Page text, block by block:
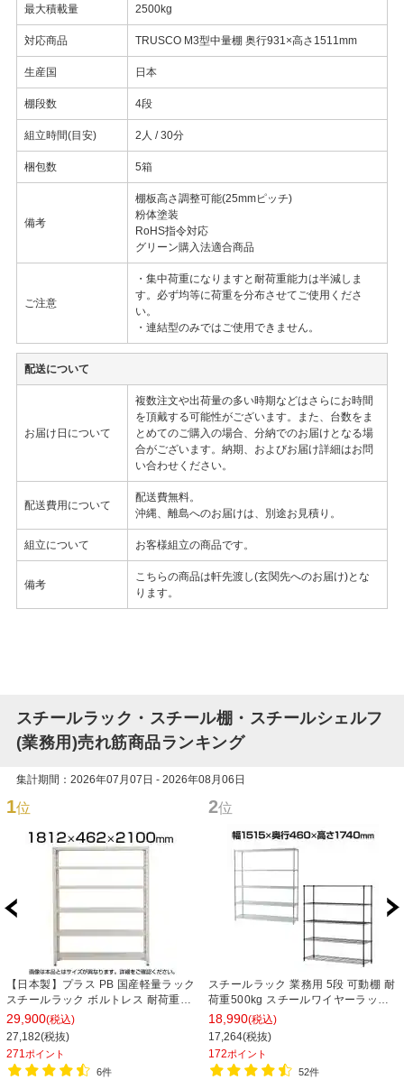
最大積載量 2500kg
対応商品 TRUSCO M3型中量棚 奥行931×高さ1511mm
生産国 日本
棚段数 4段
組立時間(目安) 2人 / 30分
梱包数 5箱
備考
棚板高さ調整可能(25mmピッチ)
粉体塗装
RoHS指令対応
グリーン購入法適合商品
ご注意
・集中荷重になりますと耐荷重能力は半減しま
す。必ず均等に荷重を分布させてご使用くださ
い。
・連結型のみではご使用できません。
配送について
お届け日について
複数注文や出荷量の多い時期などはさらにお時間
を頂戴する可能性がございます。また、台数をま
とめてのご購入の場合、分納でのお届けとなる場
合がございます。納期、およびお届け詳細はお問
い合わせください。
配送費用について
配送費無料。
沖縄、離島へのお届けは、別途お見積り。
組立について お客様組立の商品です。
備考
こちらの商品は軒先渡し(玄関先へのお届け)とな
ります。
スチールラック・スチール棚・スチールシェルフ
(業務用)売れ筋商品ランキング
集計期間：2026年07月07日 - 2026年08月06日
1位
【日本製】プラス PB 国産軽量ラック
スチールラック ボルトレス 耐荷重
150kg/段 天地6段 幅1812×奥行462×
高さ2100mm スチール棚 スチールシ
ェルフ 収納棚 オープンラック 収納ラ
ック
29,900(税込)
27,182(税抜)
271ポイント
6件
2位
スチールラック 業務用 5段 可動棚 耐
荷重500kg スチールワイヤーラック
シェルゴ 幅1515×奥行460×高さ
1740mm
18,990(税込)
17,264(税抜)
172ポイント
52件